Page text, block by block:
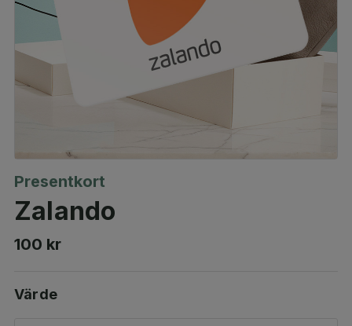
Presentkort
Zalando
100 kr
Värde